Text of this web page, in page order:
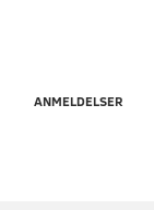
ANMELDELSER